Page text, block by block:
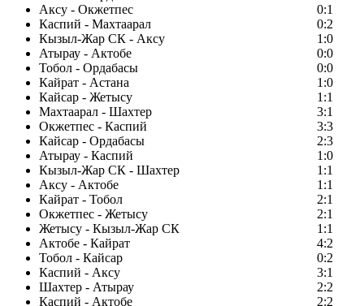
Аксу - Окжетпес
0:1
Каспий - Махтаарал
0:2
Кызыл-Жар СК - Аксу
1:0
Атырау - Актобе
0:0
Тобол - Ордабасы
0:0
Кайрат - Астана
1:0
Кайсар - Жетысу
1:1
Махтаарал - Шахтер
3:1
Окжетпес - Каспий
3:3
Кайсар - Ордабасы
2:3
Атырау - Каспий
1:0
Кызыл-Жар СК - Шахтер
1:1
Аксу - Актобе
1:1
Кайрат - Тобол
2:1
Окжетпес - Жетысу
2:1
Жетысу - Кызыл-Жар СК
1:1
Актобе - Кайрат
4:2
Тобол - Кайсар
0:2
Каспий - Аксу
3:1
Шахтер - Атырау
2:2
Каспий - Актобе
2:2